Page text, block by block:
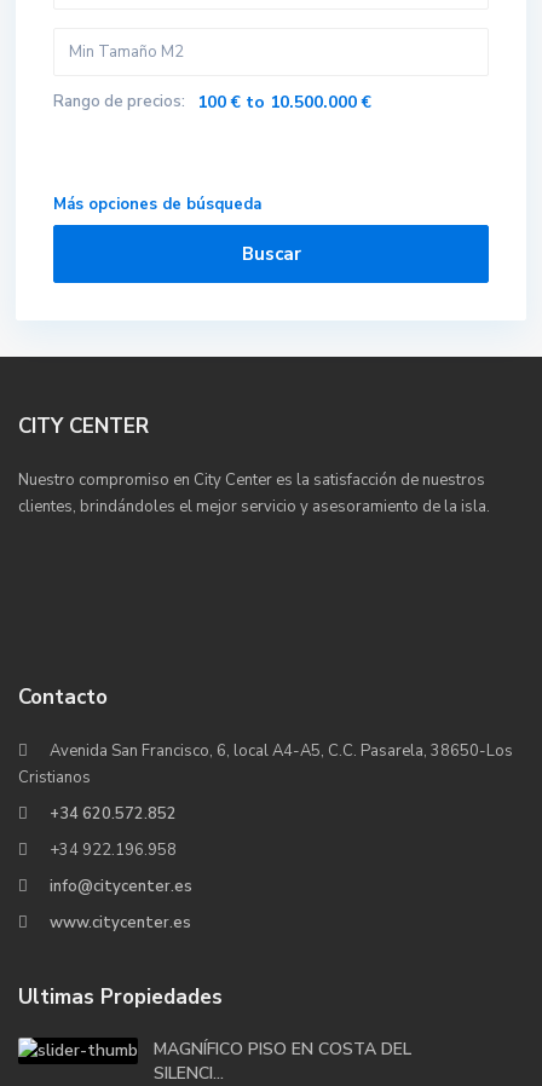
Rango de precios: 100 € to 10.500.000 €
Más opciones de búsqueda
Buscar
CITY CENTER
Nuestro compromiso en City Center es la satisfacción de nuestros
clientes, brindándoles el mejor servicio y asesoramiento de la isla.
Contacto
Avenida San Francisco, 6, local A4-A5, C.C. Pasarela, 38650-Los
Cristianos
+34 620.572.852
+34 922.196.958
info@citycenter.es
www.citycenter.es
Ultimas Propiedades
MAGNÍFICO PISO EN COSTA DEL
SILENCI...